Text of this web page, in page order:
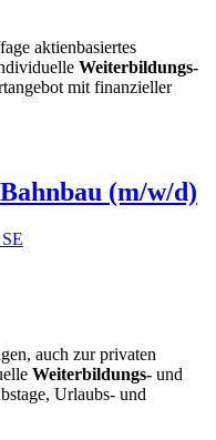
aktienbasiertes
Weiterbildungs-
mit finanzieller
(m/w/d)
auch zur privaten
Weiterbildungs- und
Urlaubs- und